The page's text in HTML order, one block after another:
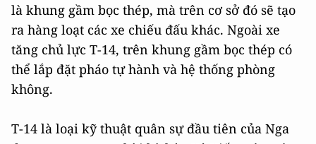
là khung gầm bọc thép, mà trên cơ sở đó sẽ tạo
ra hàng loạt các xe chiếu đấu khác. Ngoài xe
tăng chủ lực T-14, trên khung gầm bọc thép có
thể lắp đặt pháo tự hành và hệ thống phòng
không.
T-14 là loại kỹ thuật quân sự đầu tiên của Nga